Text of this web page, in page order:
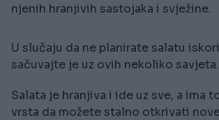
njenih hranjivih sastojaka i svježine.
U slučaju da ne planirate salatu
sačuvajte je uz ovih nekoliko savjeta.
Salata je hranjiva i ide uz sve, a ima
vrsta da možete stalno otkrivati